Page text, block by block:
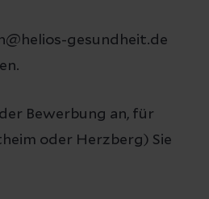
gesundheit.de
Bewerbung an, für
oder Herzberg) Sie